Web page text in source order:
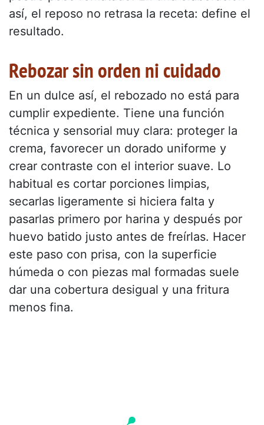
así, el reposo no retrasa la receta: define el
resultado.
Rebozar sin orden ni cuidado
En un dulce así, el rebozado no está para
cumplir expediente. Tiene una función
técnica y sensorial muy clara: proteger la
crema, favorecer un dorado uniforme y
crear contraste con el interior suave. Lo
habitual es cortar porciones limpias,
secarlas ligeramente si hiciera falta y
pasarlas primero por harina y después por
huevo batido justo antes de freírlas. Hacer
este paso con prisa, con la superficie
húmeda o con piezas mal formadas suele
dar una cobertura desigual y una fritura
menos fina.